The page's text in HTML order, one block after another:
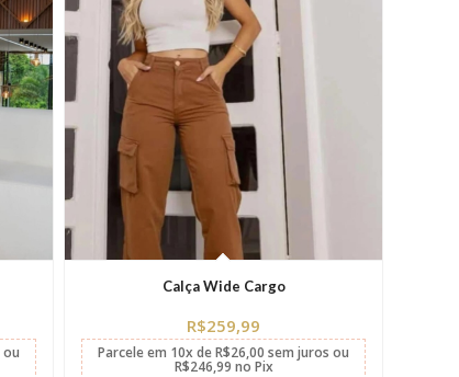
ou
Calça Wide Cargo
R$259,99
Parcele em 10xdeR$26,00 sem jurosou
R$246,99 no Pix